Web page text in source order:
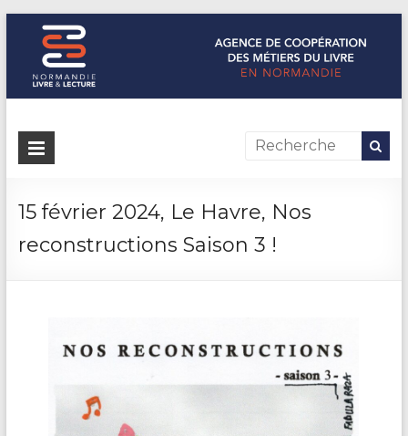
Normandie Livre & Lecture
L'agence de coopération des métiers du livre en Normandie
15 février 2024, Le Havre, Nos
reconstructions Saison 3 !